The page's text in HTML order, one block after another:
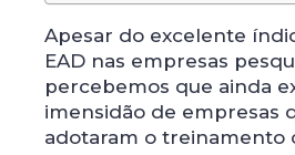
Apesar do excelente
EAD nas empresas
percebemos que ainda
imensidão de empresas
adotaram o treinamento